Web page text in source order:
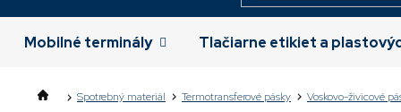
Mobilné terminály Tlačiarne etikiet a
Spotrebný materiál Termotransferové pásky Voskovo-živicové